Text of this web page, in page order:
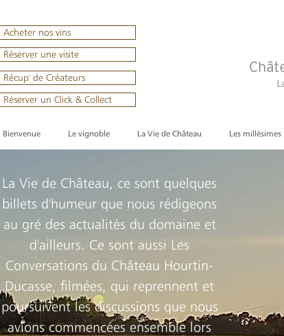
Acheter nos vins
Réserver une visite
Récup' de Créateurs
Réserver un Click & Collect
Bienvenue Le vignoble La Vie de Château Les millésimes
La Vie de Château, ce sont quelques
billets d'humeur que nous rédigeons
au gré des actualités du domaine et
d'ailleurs. Ce sont aussi Les
Conversations du Château Hourtin-
Ducasse, filmées, qui reprennent et
poursuivent les discussions que nous
avions commencées ensemble lors